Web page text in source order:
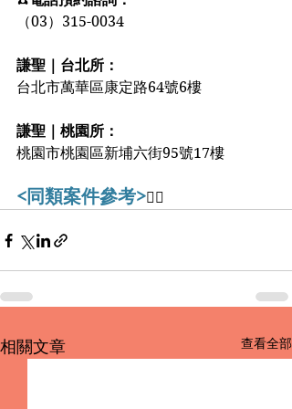
（03）315-0034
謙聖｜台北所：
台北市萬華區康定路64號6樓
謙聖｜桃園所：
桃園市桃園區新埔六街95號17樓
<同類案件參考>👇🏻
相關文章 查看全部